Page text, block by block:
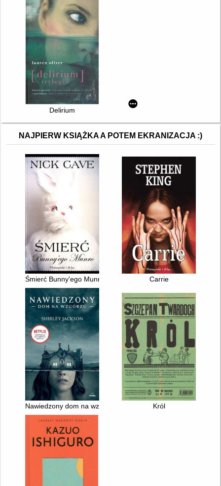
Delirium
NAJPIERW KSIĄŻKA A POTEM EKRANIZACJA :)
Śmierć Bunny'ego Munro Carrie
Nawiedzony dom na wzgórzu Król